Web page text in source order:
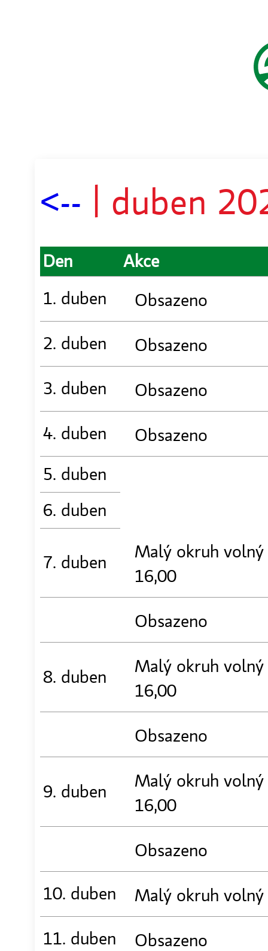
<-- | duben
Den
Akce
1. duben
Obsazeno
2. duben Obsazeno
3. duben Obsazeno
4. duben
Obsazeno
5. duben
6. duben
7. duben
Malý okruh
16,00
Obsazeno
8. duben
Malý okruh
16,00
Obsazeno
9. duben
Malý okruh
16,00
Obsazeno
10. duben Malý okruh
11. duben Obsazeno